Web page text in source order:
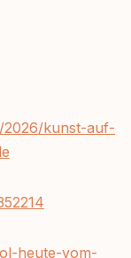
2026/kunst-auf-
heute-vom-